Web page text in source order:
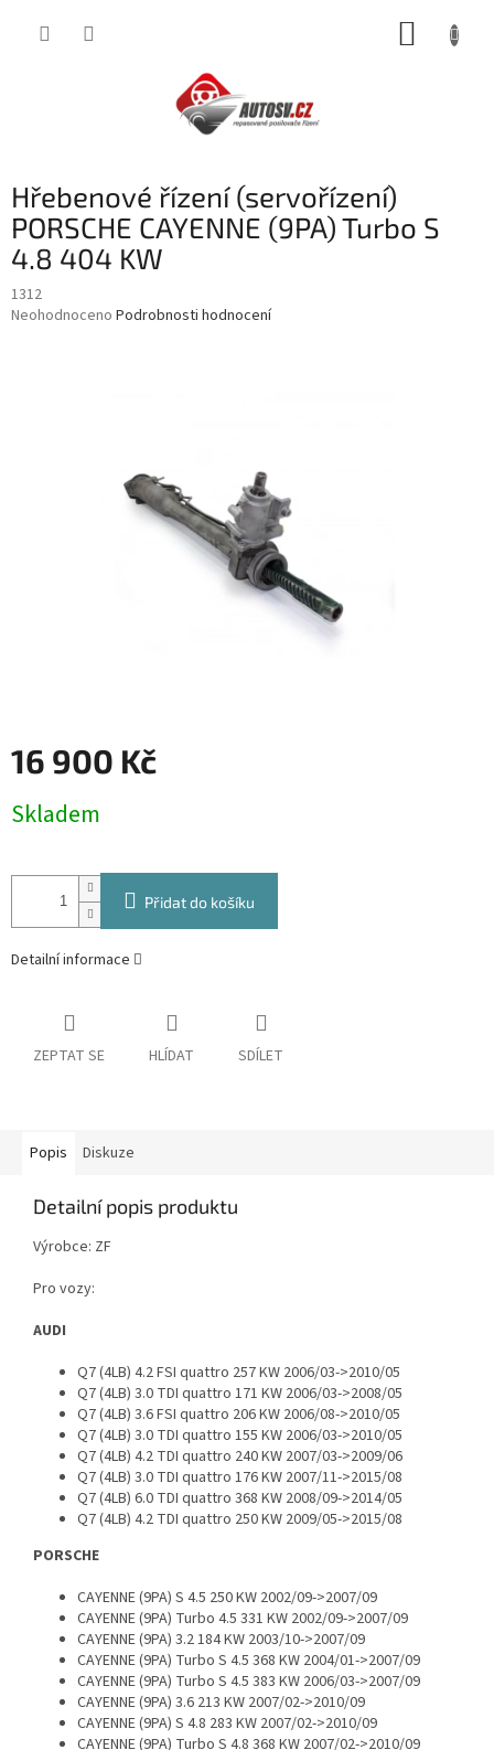
Hřebenové řízení (servořízení)
PORSCHE CAYENNE (9PA) Turbo S
4.8 404 KW
1312
Průměrné
Neohodnoceno Podrobnosti hodnocení
16 900 Kč
cena:
Skladem
Přidat do košíku
Detailní informace
ZEPTAT SE HLÍDAT SDÍLET
Popis Diskuze
Detailní popis produktu
Výrobce: ZF
Pro vozy:
AUDI
Q7 (4LB) 4.2 FSI quattro 257 KW 2006/03->2010/05
Q7 (4LB) 3.0 TDI quattro 171 KW 2006/03->2008/05
Q7 (4LB) 3.6 FSI quattro 206 KW 2006/08->2010/05
Q7 (4LB) 3.0 TDI quattro 155 KW 2006/03->2010/05
Q7 (4LB) 4.2 TDI quattro 240 KW 2007/03->2009/06
Q7 (4LB) 3.0 TDI quattro 176 KW 2007/11->2015/08
Q7 (4LB) 6.0 TDI quattro 368 KW 2008/09->2014/05
Q7 (4LB) 4.2 TDI quattro 250 KW 2009/05->2015/08
PORSCHE
CAYENNE (9PA) S 4.5 250 KW 2002/09->2007/09
CAYENNE (9PA) Turbo 4.5 331 KW 2002/09->2007/09
CAYENNE (9PA) 3.2 184 KW 2003/10->2007/09
CAYENNE (9PA) Turbo S 4.5 368 KW 2004/01->2007/09
CAYENNE (9PA) Turbo S 4.5 383 KW 2006/03->2007/09
CAYENNE (9PA) 3.6 213 KW 2007/02->2010/09
CAYENNE (9PA) S 4.8 283 KW 2007/02->2010/09
CAYENNE (9PA) Turbo S 4.8 368 KW 2007/02->2010/09